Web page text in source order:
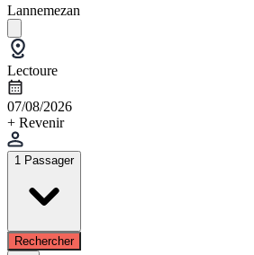
Lannemezan
Lectoure
07/08/2026
+ Revenir
1 Passager
Rechercher